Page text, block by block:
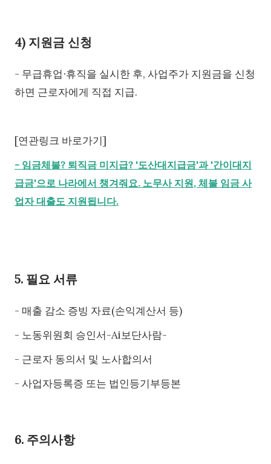
4) 지원금 신청
- 무급휴업∙휴직을 실시한 후, 사업주가 지원금을 신청
하면 근로자에게 직접 지급.
[연관링크 바로가기]
- 임금체불? 퇴직금 미지급? '도산대지급금'과 '간이대지
급금'으로 나라에서 챙겨줘요. 노무사 지원, 체불 임금 사
업자 대출도 지원됩니다.
5. 필요 서류
- 매출 감소 증빙 자료(손익계산서 등)
- 노동위원회 승인서-Ai보단사람-
- 근로자 동의서 및 노사합의서
- 사업자등록증 또는 법인등기부등본
6. 주의사항